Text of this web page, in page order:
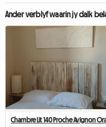
Ander verblyf waarin jy dalk